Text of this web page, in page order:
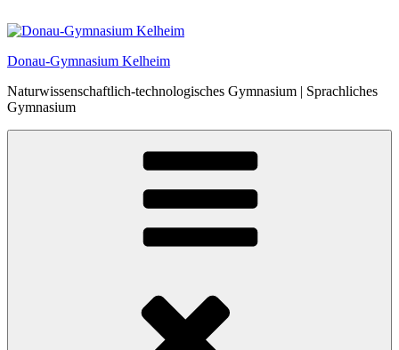
Inhalt
Donau-Gymnasium Kelheim
Naturwissenschaftlich-technologisches Gymnasium | Sprachliches
Gymnasium